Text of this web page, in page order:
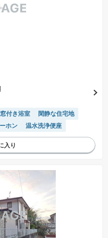
窓付き浴室
閑静な住宅地
ホン 温水洗浄便座